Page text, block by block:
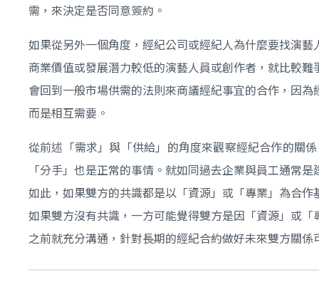
需，來決定是否同意簽約。
如果從另外一個角度，經紀公司或經紀人為什麼要找演
商業價值或發展潛力較低的演藝人員或創作者，就比較
會回到一般市場供需的法則來商議經紀事宜的合作，因
而是相互需要。
從前述「需求」與「供給」的角度來觀察經紀合作的關
「分手」也是正常的事情。就如同過去企業與員工通常
如此，如果雙方的共識都是以「資源」或「專業」為合
如果雙方沒有共識，一方可能覺得雙方是因「資源」或
之前就充分溝通，針對長期的經紀合約做好未來雙方關